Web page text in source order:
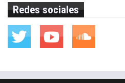
Redes sociales